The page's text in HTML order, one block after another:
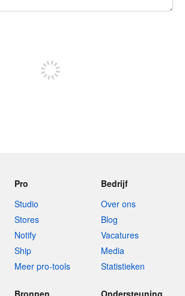
Pro
Studio
Stores
Notify
Ship
Meer pro-tools
Bedrijf
Over ons
Blog
Vacatures
Media
Statistieken